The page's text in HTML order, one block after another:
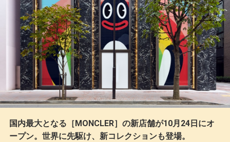
国内最大となる［MONCLER］の新店舗が10月24日にオ
ープン。世界に先駆け、新コレクションも登場。